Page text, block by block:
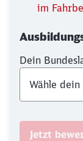
im
Dein
Jetzt